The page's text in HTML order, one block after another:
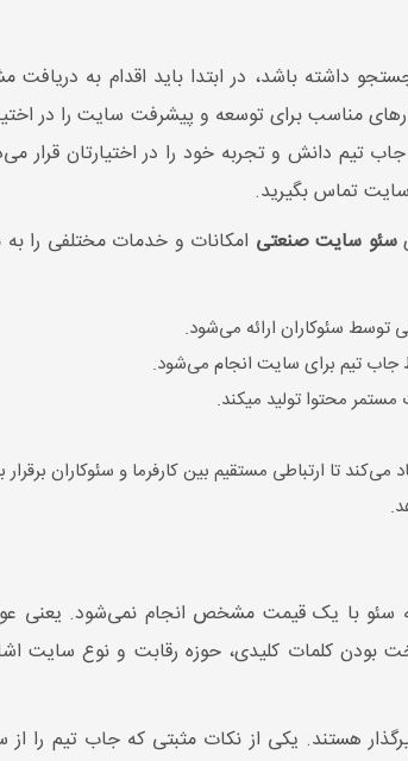
ماهیانه:ندارد
داشته باشد، در ابتدا باید اقدام به دریافت
مناسب برای توسعه و پیشرفت سایت را در
تیم دانش و تجربه خود را در اختیارتان قرار
تماس بگیرید.
سئو سایت صنعتی امکانات و خدمات مختلفی را
توسط سئوکاران ارائه می‌شود.
تیم برای سایت انجام می‌شود.
محتوا تولید میکند.
تا ارتباطی مستقیم بین کارفرما و سئوکاران برقرار
بودن کلمات کلیدی، حوزه رقابت و نوع سایت
هستند. یکی از نکات مثبتی که جاب تیم